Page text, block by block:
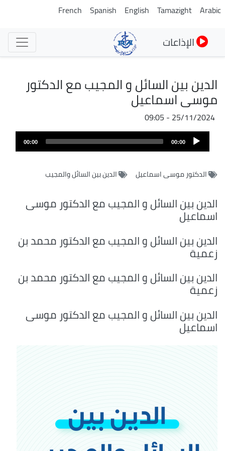
تجاوز
Arabic
Tamazight
English
Spanish
French
الإذاعات
الدين بين السائل و المجيب مع الدكتور
موسى اسماعيل
25/11/2024 - 09:05
Audio
Player
00:00
00:00
الدكتور موسى اسماعيل الدين بين السائل والمجيب
الدين بين السائل و المجيب مع الدكتور موسى
اسماعيل
الدين بين السائل و المجيب مع الدكتور محمد بن
زعمية
الدين بين السائل و المجيب مع الدكتور محمد بن
زعمية
الدين بين السائل و المجيب مع الدكتور موسى
اسماعيل